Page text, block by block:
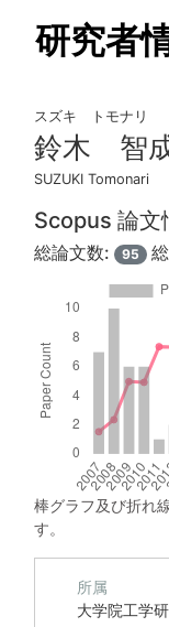
研究者
スズキ トモナリ
鈴木 智
SUZUKI Tomonari
Scopus 論文
総論文数: 95
棒グラフ及び折れ
す。
所属
大学院工学